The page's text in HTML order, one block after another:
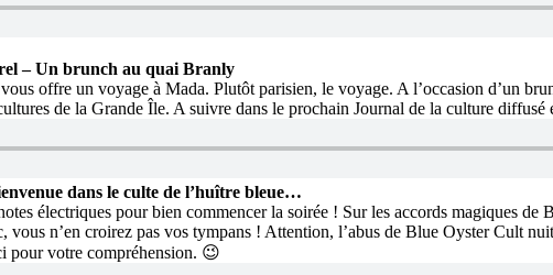
– Un brunch au quai Branly
offre un voyage à Mada. Plutôt parisien, le voyage. A l’occasion d’un
de la Grande Île. A suivre dans le prochain Journal de la culture diffusé
dans le culte de l’huître bleue…
électriques pour bien commencer la soirée ! Sur les accords magiques de
vous n’en croirez pas vos tympans ! Attention, l’abus de Blue Oyster Cult
pour votre compréhension. 😉